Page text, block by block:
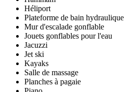
Héliport
Plateforme de bain hydraulique
Mur d'escalade gonflable
Jouets gonflables pour l'eau
Jacuzzi
Jet ski
Kayaks
Salle de massage
Planches à pagaie